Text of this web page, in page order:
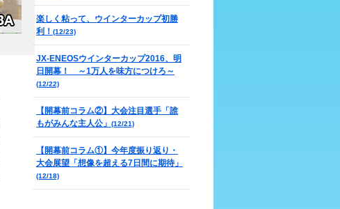
楽しく粘って、ウインターカップ初勝
利！ (12/23)
JX-ENEOSウインターカップ2016、明
日開幕！ ～1万人を味方につけろ～
(12/22)
【開幕前コラム②】大会注目選手「誰
もがみんな主人公」 (12/21)
【開幕前コラム①】今年度振り返り・
大会展望「想像を超える7日間に期待」
(12/18)